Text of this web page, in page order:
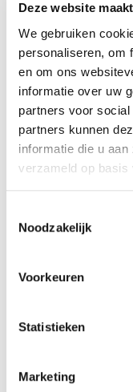
Deze website
We gebruiken
personaliseren, om
en om ons
informatie over uw
partners voor
partners kunnen
informatie die u
verzameld op basis
Noodzakelijk
Voorkeuren
Statistieken
Marketing
Numéro d'article:
Opérateur
l’UE
Voir les
Disponible dans
Ekeren
Naninne